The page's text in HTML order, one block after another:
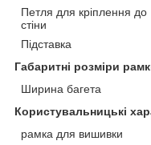
Петля для кріплення до
стіни
Підставка
Габаритні розміри
Ширина багета
Користувальницькі
рамка для вишивки